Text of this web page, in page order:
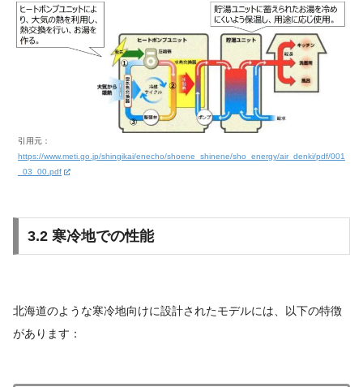
引用元：
https://www.meti.go.jp/shingikai/enecho/shoene_shinene/sho_energy/air_denki/pdf/001
_03_00.pdf
3.2 寒冷地での性能
北海道のような寒冷地向けに設計されたモデルには、以下の特徴
があります：